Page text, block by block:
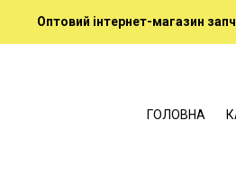
Оптовий інтернет-магазин
ГОЛОВНА